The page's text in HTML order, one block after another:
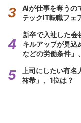
AIが仕事を奪う
テックIT転職フェ
新卒で入社した
キルアップが見込
などの労働条件」
上司にしたい有
祐希」、1位は？